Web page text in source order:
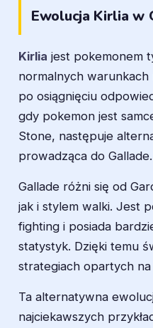
Ewolucja Kirlia w
Kirlia jest pokemonem
normalnych
po osiągnięciu
gdy pokemon jest
Stone, następuje
prowadząca do Gallade.
Gallade różni się od
jak i stylem walki. Jest
fighting i posiada
statystyk. Dzięki temu
strategiach opartych
Ta alternatywna
najciekawszych